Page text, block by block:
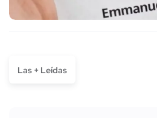
Las + Leídas